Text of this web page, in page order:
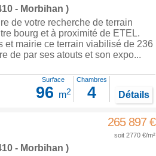
- Morbihan )
de votre recherche de terrain
bourg et à proximité de ETEL.
et mairie ce terrain viabilisé de 236
de par ses atouts et son expo...
Surface
96 m2
Chambres
4 Détails
265 897 €
soit 2770 €/m²
- Morbihan )